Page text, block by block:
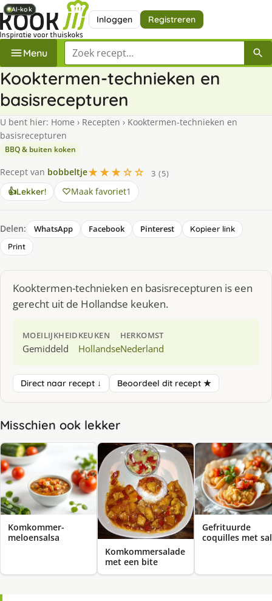
Inloggen Registreren
Menu Zoek een recept
Kooktermen-technieken en
basisrecepturen
U bent hier: Home › Recepten › Kooktermen-technieken en
basisrecepturen
BBQ & buiten koken
Recept van bobbeltje★★★☆☆
3 (5)
👍Lekker! Maak favoriet1
Delen: WhatsApp Facebook Pinterest
Kopieer link
Print
Kooktermen-technieken en basisrecepturen is een
gerecht uit de Hollandse keuken.
MOEILIJKHEID
Gemiddeld
KEUKEN
Hollandse
HERKOMST
Nederland
Direct naar recept ↓ Beoordeel dit recept ★
Misschien ook lekker
AI-kok
Komkommer-
meloensalsa
Komkommersalade
met een bite
AI-kok
Gefrituurde
coquilles met
AI-kok
AI-kok